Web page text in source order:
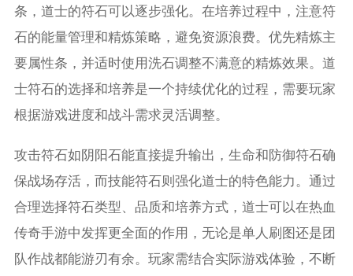
条，道士的符石可以逐步强化。在培养过程中，注意符
石的能量管理和精炼策略，避免资源浪费。优先精炼主
要属性条，并适时使用洗石调整不满意的精炼效果。道
士符石的选择和培养是一个持续优化的过程，需要玩家
根据游戏进度和战斗需求灵活调整。
攻击符石如阴阳石能直接提升输出，生命和防御符石确
保战场存活，而技能符石则强化道士的特色能力。通过
合理选择符石类型、品质和培养方式，道士可以在热血
传奇手游中发挥更全面的作用，无论是单人刷图还是团
队作战都能游刃有余。玩家需结合实际游戏体验，不断